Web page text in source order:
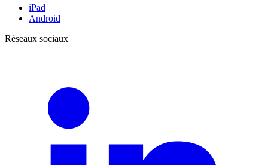
iPad
Android
Réseaux sociaux